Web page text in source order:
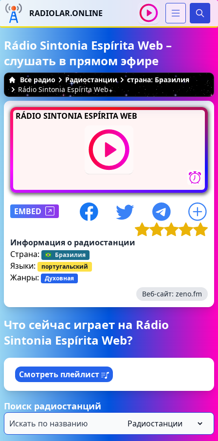
RADIOLAR.ONLINE
Rádio Sintonia Espírita Web –
слушать в прямом эфире
Все радио Радиостанции
страна: Бразилия
Rádio Sintonia Espírita Web
RÁDIO SINTONIA ESPÍRITA WEB
EMBED
Информация о радиостанции
Страна:
Бразилия
Языки: португальский
Жанры: Духовная
Веб-сайт: zeno.fm
Что сейчас играет на Rádio
Sintonia Espírita Web?
Смотреть плейлист
Поиск радиостанций